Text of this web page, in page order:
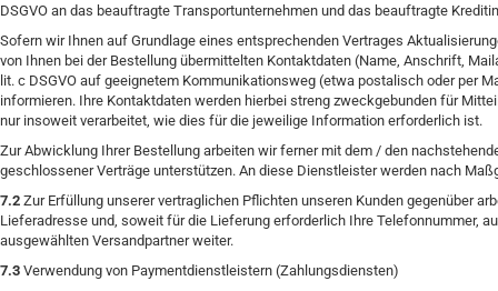
DSGVO an das beauftragte Transportunternehmen und das beauftragte
Sofern wir Ihnen auf Grundlage eines entsprechenden Vertrages
von Ihnen bei der Bestellung übermittelten Kontaktdaten (Name, Anschrift,
lit. c DSGVO auf geeignetem Kommunikationsweg (etwa postalisch oder per
informieren. Ihre Kontaktdaten werden hierbei streng zweckgebunden für
nur insoweit verarbeitet, wie dies für die jeweilige Information erforderlich ist.
Zur Abwicklung Ihrer Bestellung arbeiten wir ferner mit dem / den
geschlossener Verträge unterstützen. An diese Dienstleister werden nach
7.2 Zur Erfüllung unserer vertraglichen Pflichten unseren Kunden gegenüber
Lieferadresse und, soweit für die Lieferung erforderlich Ihre Telefonnummer,
ausgewählten Versandpartner weiter.
7.3 Verwendung von Paymentdienstleistern (Zahlungsdiensten)